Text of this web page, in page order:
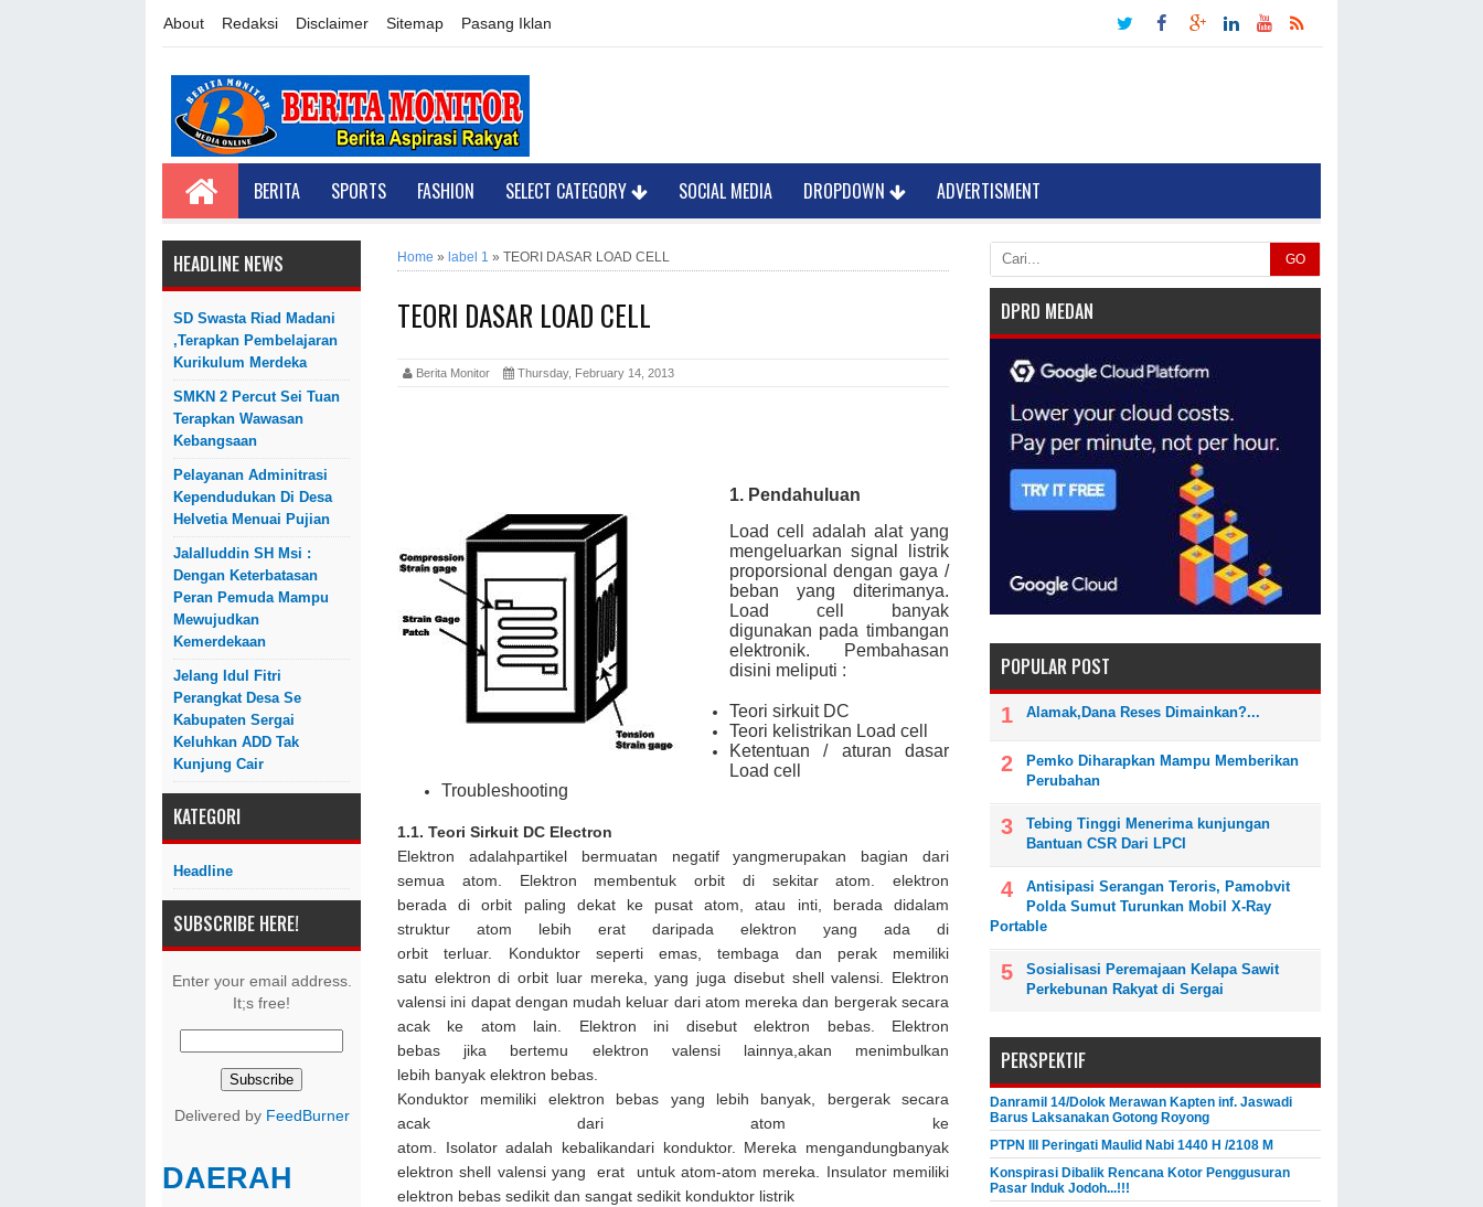
About Redaksi Disclaimer Sitemap Pasang Iklan
BERITA SPORTS FASHION SELECT CATEGORY SOCIAL MEDIA DROPDOWN ADVERTISMENT
HEADLINE NEWS
SD Swasta Riad Madani
,Terapkan Pembelajaran
Kurikulum Merdeka
SMKN 2 Percut Sei Tuan
Terapkan Wawasan
Kebangsaan
Pelayanan Adminitrasi
Kependudukan Di Desa
Helvetia Menuai Pujian
Jalalluddin SH Msi :
Dengan Keterbatasan
Peran Pemuda Mampu
Mewujudkan
Kemerdekaan
Jelang Idul Fitri
Perangkat Desa Se
Kabupaten Sergai
Keluhkan ADD Tak
Kunjung Cair
KATEGORI
Headline
SUBSCRIBE HERE!
Enter your email address.
It;s free!
Delivered by FeedBurner
DAERAH
Home » label 1 » TEORI DASAR LOAD CELL
TEORI DASAR LOAD CELL
Berita Monitor Thursday, February 14, 2013
1. Pendahuluan
Load cell adalah alat yang
mengeluarkan signal listrik
proporsional dengan gaya /
beban yang diterimanya.
Load cell banyak
digunakan pada timbangan
elektronik. Pembahasan
disini meliputi :
Teori sirkuit DC
Teori kelistrikan Load cell
Ketentuan / aturan dasar
Load cell
Troubleshooting
1.1. Teori Sirkuit DC Electron
Elektron adalahpartikel bermuatan negatif yangmerupakan bagian dari
semua atom. Elektron membentuk orbit di sekitar atom. elektron
berada di orbit paling dekat ke pusat atom, atau inti, berada didalam
struktur atom lebih erat daripada elektron yang ada di
orbit terluar. Konduktor seperti emas, tembaga dan perak memiliki
satu elektron di orbit luar mereka, yang juga disebut shell valensi. Elektron
valensi ini dapat dengan mudah keluar dari atom mereka dan bergerak secara
acak ke atom lain. Elektron ini disebut elektron bebas. Elektron
bebas jika bertemu elektron valensi lainnya,akan menimbulkan
lebih banyak elektron bebas.
Konduktor memiliki elektron bebas yang lebih banyak, bergerak secara
acak dari atom ke
atom. Isolator adalah kebalikandari konduktor. Mereka mengandungbanyak
elektron shell valensi yang erat untuk atom-atom mereka. Insulator memiliki
elektron bebas sedikit dan sangat sedikit konduktor listrik
GO
DPRD MEDAN
POPULAR POST
Alamak,Dana Reses Dimainkan?...
Pemko Diharapkan Mampu Memberikan
Perubahan
Tebing Tinggi Menerima kunjungan
Bantuan CSR Dari LPCI
Antisipasi Serangan Teroris, Pamobvit
Polda Sumut Turunkan Mobil X-Ray
Portable
Sosialisasi Peremajaan Kelapa Sawit
Perkebunan Rakyat di Sergai
PERSPEKTIF
Danramil 14/Dolok Merawan Kapten inf. Jaswadi
Barus Laksanakan Gotong Royong
PTPN III Peringati Maulid Nabi 1440 H /2108 M
Konspirasi Dibalik Rencana Kotor Penggusuran
Pasar Induk Jodoh...!!!